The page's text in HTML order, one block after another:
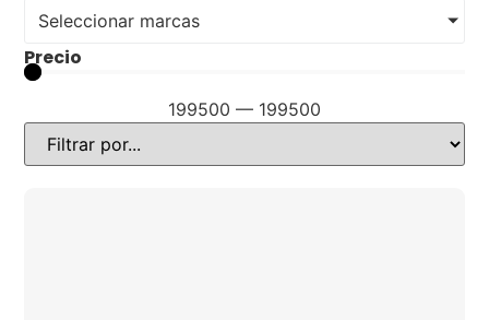
Seleccionar marcas
Precio
199500 — 199500